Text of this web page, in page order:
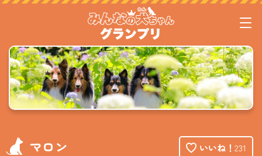
マロン いいね！ 231